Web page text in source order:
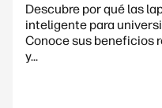
Descubre por qué las
inteligente para
Conoce sus beneficios
y...